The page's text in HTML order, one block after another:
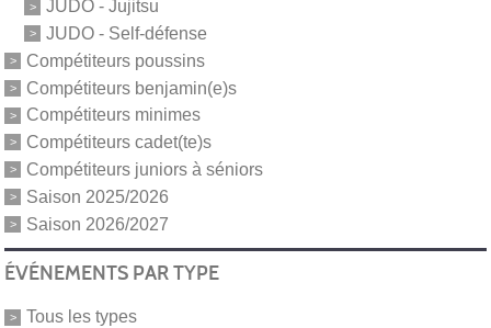
JUDO - Jujitsu
JUDO - Self-défense
Compétiteurs poussins
Compétiteurs benjamin(e)s
Compétiteurs minimes
Compétiteurs cadet(te)s
Compétiteurs juniors à séniors
Saison 2025/2026
Saison 2026/2027
ÉVÉNEMENTS PAR TYPE
Tous les types